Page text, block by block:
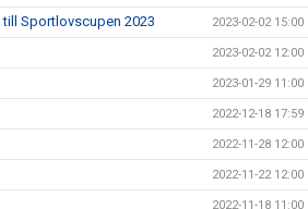
Sportlovscupen 2023 2023-02-02 15:00
2023-02-02 12:00
2023-01-29 11:00
2022-12-18 17:59
2022-11-28 12:00
2022-11-22 12:00
2022-11-18 11:00